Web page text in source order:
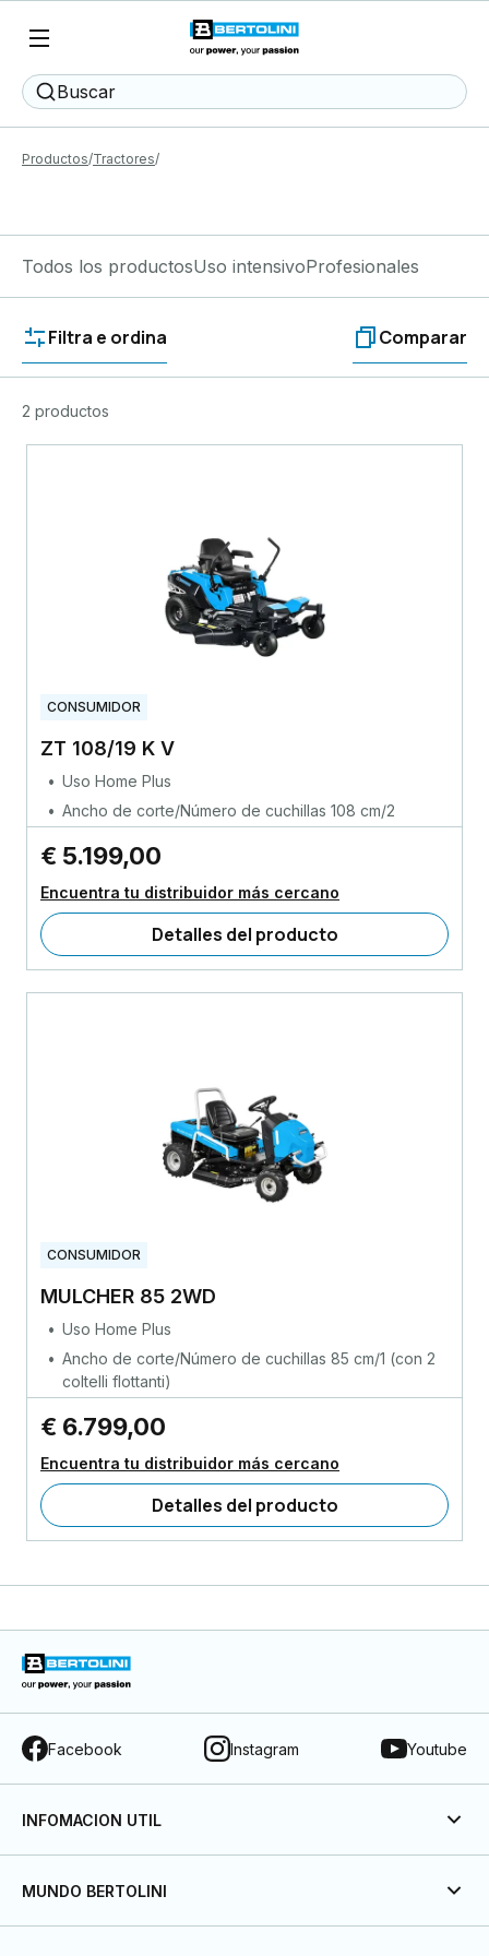
Buscar
Productos Tractores
Todos los productosUso intensivoProfesionales
Filtra e ordina Comparar
2 productos
CONSUMIDOR
ZT 108/19 K V
Uso Home Plus
Ancho de corte/Número de cuchillas 108 cm/2
€ 5.199,00
Encuentra tu distribuidor más cercano
Detalles del producto
CONSUMIDOR
MULCHER 85 2WD
Uso Home Plus
Ancho de corte/Número de cuchillas 85 cm/1 (con 2
coltelli flottanti)
€ 6.799,00
Encuentra tu distribuidor más cercano
Detalles del producto
Facebook Instagram Youtube
INFOMACION UTIL
MUNDO BERTOLINI